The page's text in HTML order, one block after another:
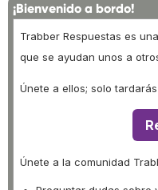
¡Bienvenido a bordo!
Trabber Respuestas es una
que se ayudan unos a
Únete a ellos; solo
Únete a la comunidad